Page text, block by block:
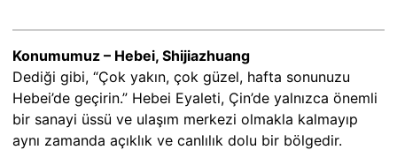
Konumumuz – Hebei, Shijiazhuang
Dediği gibi, “Çok yakın, çok güzel, hafta sonunuzu
Hebei’de geçirin.” Hebei Eyaleti, Çin’de yalnızca önemli
bir sanayi üssü ve ulaşım merkezi olmakla kalmayıp
aynı zamanda açıklık ve canlılık dolu bir bölgedir.